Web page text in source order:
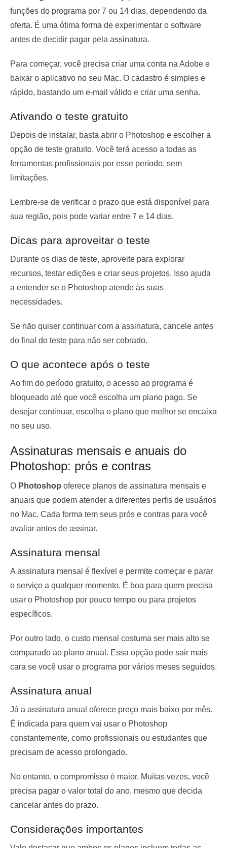
funções do programa por 7 ou 14 dias, dependendo da
oferta. É uma ótima forma de experimentar o software
antes de decidir pagar pela assinatura.
Para começar, você precisa criar uma conta na Adobe e
baixar o aplicativo no seu Mac. O cadastro é simples e
rápido, bastando um e-mail válido e criar uma senha.
Ativando o teste gratuito
Depois de instalar, basta abrir o Photoshop e escolher a
opção de teste gratuito. Você terá acesso a todas as
ferramentas profissionais por esse período, sem
limitações.
Lembre-se de verificar o prazo que está disponível para
sua região, pois pode variar entre 7 e 14 dias.
Dicas para aproveitar o teste
Durante os dias de teste, aproveite para explorar
recursos, testar edições e criar seus projetos. Isso ajuda
a entender se o Photoshop atende às suas
necessidades.
Se não quiser continuar com a assinatura, cancele antes
do final do teste para não ser cobrado.
O que acontece após o teste
Ao fim do período gratuito, o acesso ao programa é
bloqueado até que você escolha um plano pago. Se
desejar continuar, escolha o plano que melhor se encaixa
no seu uso.
Assinaturas mensais e anuais do
Photoshop: prós e contras
O Photoshop oferece planos de assinatura mensais e
anuais que podem atender a diferentes perfis de usuários
no Mac. Cada forma tem seus prós e contras para você
avaliar antes de assinar.
Assinatura mensal
A assinatura mensal é flexível e permite começar e parar
o serviço a qualquer momento. É boa para quem precisa
usar o Photoshop por pouco tempo ou para projetos
específicos.
Por outro lado, o custo mensal costuma ser mais alto se
comparado ao plano anual. Essa opção pode sair mais
cara se você usar o programa por vários meses seguidos.
Assinatura anual
Já a assinatura anual oferece preço mais baixo por mês.
É indicada para quem vai usar o Photoshop
constantemente, como profissionais ou estudantes que
precisam de acesso prolongado.
No entanto, o compromisso é maior. Muitas vezes, você
precisa pagar o valor total do ano, mesmo que decida
cancelar antes do prazo.
Considerações importantes